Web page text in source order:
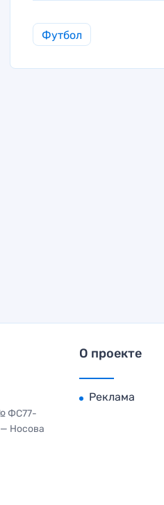
Футбол
ФС77-
Носова
О проекте
Реклама